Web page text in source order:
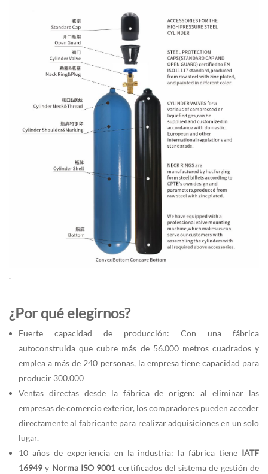
.
¿Por qué elegirnos?
Fuerte capacidad de producción: Con una fábrica
autoconstruida que cubre más de 56.000 metros cuadrados y
emplea a más de 240 personas, la empresa tiene capacidad para
producir 300.000
Ventas directas desde la fábrica de origen: al eliminar las
empresas de comercio exterior, los compradores pueden acceder
directamente al fabricante para realizar adquisiciones en un solo
lugar.
10 años de experiencia en la industria: la fábrica tiene IATF
16949 y Norma ISO 9001 certificados del sistema de gestión de